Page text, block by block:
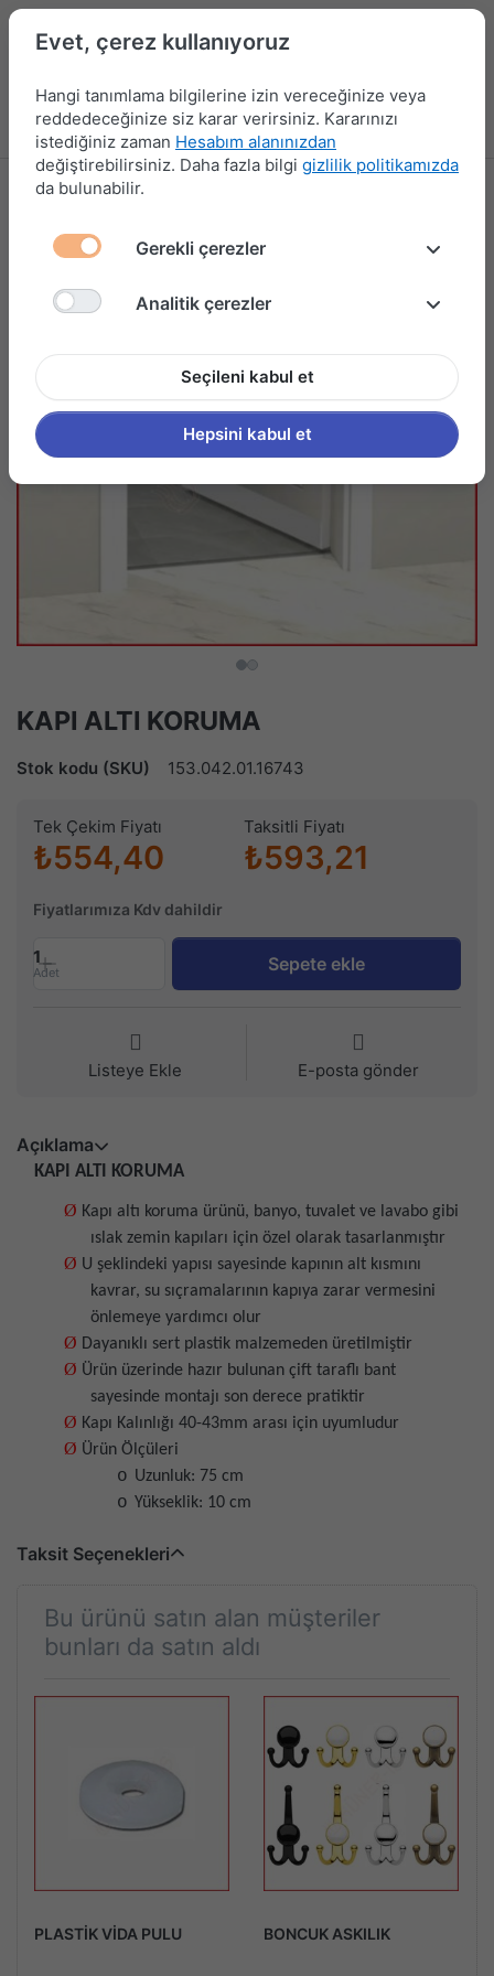
Menü Kampanyalar Yeni Ürünler Giriş yap
KAPI ALTI KORUMA
Stok kodu (SKU) 153.042.01.16743
Tek Çekim Fiyatı
₺554,40
Taksitli Fiyatı
₺593,21
Fiyatlarımıza Kdv dahildir
1
Adet Sepete ekle
Listeye Ekle E-posta gönder
Açıklama
KAPI ALTI KORUMA
Ø Kapı altı koruma ürünü, banyo, tuvalet ve lavabo gibi
ıslak zemin kapıları için özel olarak tasarlanmıştır
Ø U şeklindeki yapısı sayesinde kapının alt kısmını
kavrar, su sıçramalarının kapıya zarar vermesini
önlemeye yardımcı olur
Ø Dayanıklı sert plastik malzemeden üretilmiştir
Ø Ürün üzerinde hazır bulunan çift taraflı bant
sayesinde montajı son derece pratiktir
Ø Kapı Kalınlığı 40-43mm arası için uyumludur
Ø Ürün Ölçüleri
o Uzunluk: 75 cm
o Yükseklik: 10 cm
Taksit Seçenekleri
Bu ürünü satın alan müşteriler
bunları da satın aldı
PLASTİK VİDA PULU BONCUK ASKILIK
Evet, çerez kullanıyoruz
Hangi tanımlama bilgilerine izin vereceğinize veya
reddedeceğinize siz karar verirsiniz. Kararınızı
istediğiniz zaman Hesabım alanınızdan
değiştirebilirsiniz. Daha fazla bilgi gizlilik politikamızda
da bulunabilir.
Gerekli çerezler
Analitik çerezler
Seçileni kabul et
Hepsini kabul et